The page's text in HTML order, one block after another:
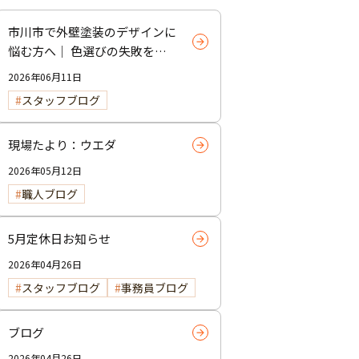
市川市で外壁塗装のデザインに
悩む方へ｜ 色選びの失敗を防
ぐポイント
2026年06月11日
スタッフブログ
現場たより：ウエダ
2026年05月12日
職人ブログ
5月定休日お知らせ
2026年04月26日
スタッフブログ 事務員ブログ
ブログ